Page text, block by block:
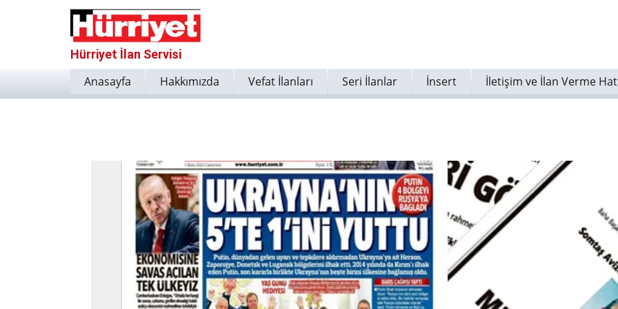
Hürriyet İlan Servisi
Anasayfa Hakkımızda Vefat İlanları Seri İlanlar İnsert İletişim ve İlan Verme